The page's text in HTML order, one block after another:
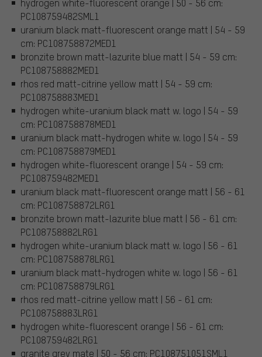
PC108759482SML1
uranium black matt-fluorescent orange matt | 54 - 59
cm: PC108758872MED1
bronzite brown matt-lazurite blue matt | 54 - 59 cm:
PC108758882MED1
rhos red matt-citrine yellow matt | 54 - 59 cm:
PC108758883MED1
hydrogen white-uranium black matt w. logo | 54 - 59
cm: PC108758878MED1
uranium black matt-hydrogen white w. logo | 54 - 59
cm: PC108758879MED1
hydrogen white-fluorescent orange | 54 - 59 cm:
PC108759482MED1
uranium black matt-fluorescent orange matt | 56 - 61
cm: PC108758872LRG1
bronzite brown matt-lazurite blue matt | 56 - 61 cm:
PC108758882LRG1
hydrogen white-uranium black matt w. logo | 56 - 61
cm: PC108758878LRG1
uranium black matt-hydrogen white w. logo | 56 - 61
cm: PC108758879LRG1
rhos red matt-citrine yellow matt | 56 - 61 cm:
PC108758883LRG1
hydrogen white-fluorescent orange | 56 - 61 cm:
PC108759482LRG1
granite grey mate | 50 - 56 cm: PC108751051SML1